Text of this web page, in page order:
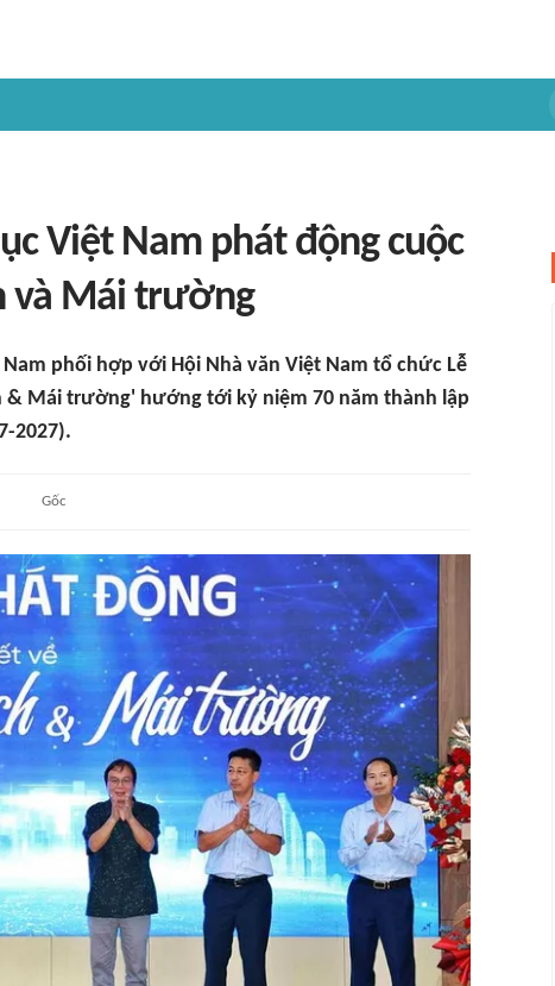
Việt Nam phát động cuộc
và Mái trường
phối hợp với Hội Nhà văn Việt Nam tổ chức Lễ
& Mái trường' hướng tới kỷ niệm 70 năm thành lập
2027).
Gốc